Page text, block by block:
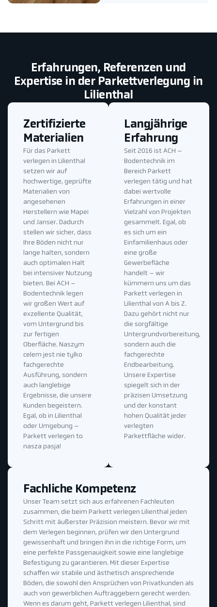
Erfahrungen, Referenzen und
Expertise in der Parkettverlegung in
Lilienthal
Langjährige
Erfahrung
Seit 2016 ist ACH –
Bodentechnik im
Bereich Parkett
verlegen tätig und hat
dabei wertvolle
Erfahrungen in einer
Vielzahl von Projekten
gesammelt. Egal, ob
es sich um ein
Einfamilienhaus oder
eine große
Gewerbefläche
handelt – wir
kümmern uns um das
Parkett verlegen in
Lilienthal von A bis Z.
Dazu gehört nicht nur
die sorgfältige
Untergrundvorbereitung,
sondern auch die
fachgerechte
Endbearbeitung.
Unsere Expertise
spiegelt sich in der
präzisen Umsetzung
und der konstant
hohen Qualität jeder
verlegten
Parkettfläche wider.
Zertifizierte
Materialien
Für das Parkett
verlegen in Lilienthal
setzen wir auf
hochwertige, geprüfte
Materialien von
angesehenen
Herstellern wie Mapei
und Janser. Dadurch
stellen wir sicher, dass
Ihre Böden nicht nur
lange halten, sondern
auch optimalen Halt
bei intensiver Nutzung
bieten. Bei ACH –
Bodentechnik legen
wir großen Wert auf
exzellente Qualität,
vom Untergrund bis
zur fertigen
Oberfläche. Naszym
celem jest nie tylko
fachgerechte
Ausführung, sondern
auch langlebige
Ergebnisse, die unsere
Kunden begeistern.
Egal, ob in Lilienthal
oder Umgebung –
Parkett verlegen to
nasza pasja!
Fachliche Kompetenz
Unser Team setzt sich aus erfahrenen Fachleuten
zusammen, die beim Parkett verlegen Lilienthal jeden
Schritt mit äußerster Präzision meistern. Bevor wir mit
dem Verlegen beginnen, prüfen wir den Untergrund
gewissenhaft und bringen ihn in die richtige Form, um
eine perfekte Passgenauigkeit sowie eine langlebige
Befestigung zu garantieren. Mit dieser Expertise
schaffen wir stabile und ästhetisch ansprechende
Böden, die sowohl den Ansprüchen von Privatkunden als
auch von gewerblichen Auftraggebern gerecht werden.
Wenn es darum geht, Parkett verlegen Lilienthal, sind